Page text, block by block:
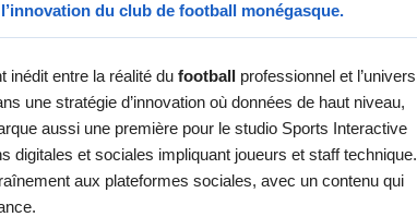
du club de football monégasque.
inédit entre la réalité du football professionnel et l’univers
une stratégie d’innovation où données de haut niveau,
aussi une première pour le studio Sports Interactive
digitales et sociales impliquant joueurs et staff technique.
aux plateformes sociales, avec un contenu qui